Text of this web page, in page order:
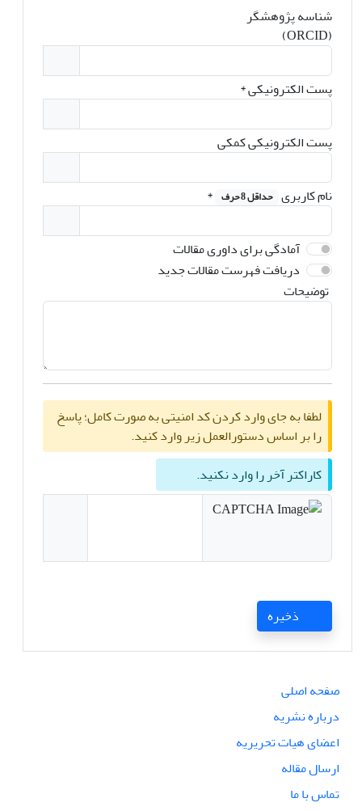
شناسه پژوهشگر
(ORCID)
پست الکترونیکی*
پست الکترونیکی کمکی
نام کاربری حداقل 8 حرف *
آمادگی برای داوری مقالات
دریافت فهرست مقالات جدید
توضیحات
لطفا به جای وارد کردن کد امنیتی به صورت کامل؛ پاسخ
را بر اساس دستورالعمل زیر وارد کنید.
کاراکتر آخر را وارد نکنید.
ذخیره
صفحه اصلی
درباره نشریه
اعضای هیات تحریریه
ارسال مقاله
تماس با ما